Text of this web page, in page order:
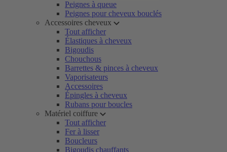
Peignes à queue
Peignes pour cheveux bouclés
Accessoires cheveux
Tout afficher
Élastiques à cheveux
Bigoudis
Chouchous
Barrettes & pinces à cheveux
Vaporisateurs
Accessoires
Épingles à cheveux
Rubans pour boucles
Matériel coiffure
Tout afficher
Fer à lisser
Boucleurs
Bigoudis chauffants